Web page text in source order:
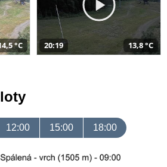
°C 20:19 13,8 °C
12:00 15:00 18:00